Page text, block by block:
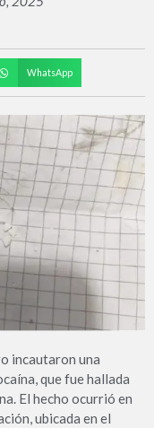
WhatsApp
incautaron una
que fue hallada
El hecho ocurrió en
ubicada en el